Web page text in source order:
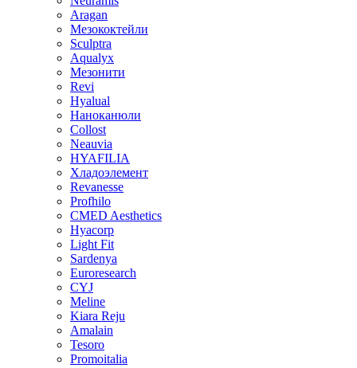
Aragan
Мезококтейли
Sculptra
Aqualyx
Мезонити
Revi
Hyalual
Наноканюли
Collost
Neauvia
HYAFILIA
Хладоэлемент
Revanesse
Profhilo
CMED Aesthetics
Hyacorp
Light Fit
Sardenya
Euroresearch
CYJ
Meline
Kiara Reju
Amalain
Tesoro
Promoitalia